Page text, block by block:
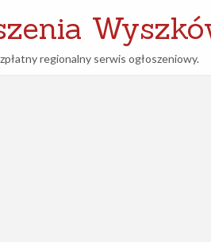
regionalny serwis ogłoszeniowy.